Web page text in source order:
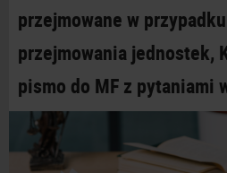
przejmowane w
przejmowania jednostek,
pismo do MF z pytaniami